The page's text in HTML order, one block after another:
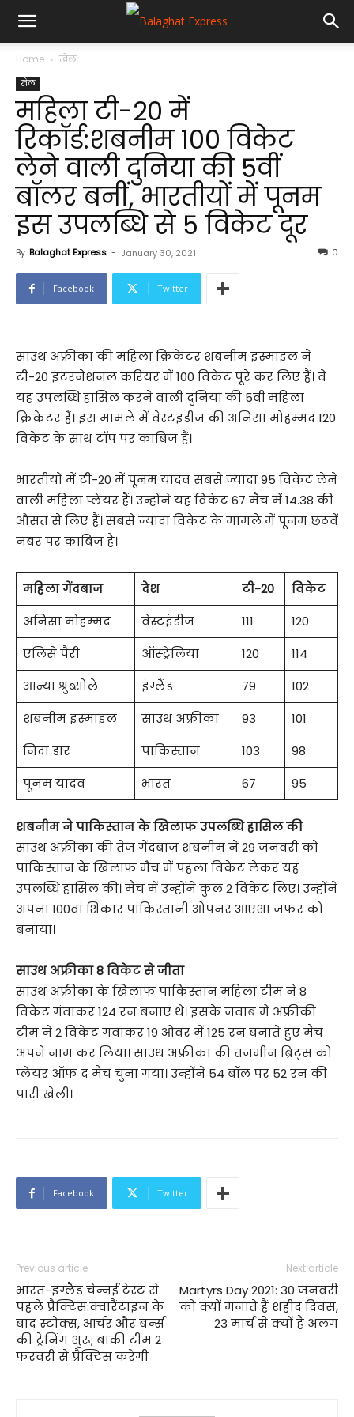
Home खेल
खेल
महिला टी-20 में
रिकॉर्ड:शबनीम 100 विकेट
लेने वाली दुनिया की 5वीं
बॉलर बनीं, भारतीयों में पूनम
इस उपलब्धि से 5 विकेट दूर
By Balaghat Express - January 30, 2021 0
Facebook Twitter
साउथ अफ्रीका की महिला क्रिकेटर शबनीम इस्माइल ने
टी-20 इंटरनेशनल करियर में 100 विकेट पूरे कर लिए हैं। वे
यह उपलब्धि हासिल करने वाली दुनिया की 5वीं महिला
क्रिकेटर हैं। इस मामले में वेस्टइंडीज की अनिसा मोहम्मद 120
विकेट के साथ टॉप पर काबिज हैं।
भारतीयों में टी-20 में पूनम यादव सबसे ज्यादा 95 विकेट लेने
वाली महिला प्लेयर हैं। उन्होंने यह विकेट 67 मैच में 14.38 की
औसत से लिए हैं। सबसे ज्यादा विकेट के मामले में पूनम छठवें
नंबर पर काबिज हैं।
महिला गेंदबाज देश टी-20
विकेट
अनिसा मोहम्मद
वेस्टइंडीज 111
120
एलिसे पैरी
ऑस्ट्रेलिया 120
114
आन्या श्रुब्सोले
इंग्लैंड 79
102
शबनीम इस्माइल
साउथ अफ्रीका 93
101
निदा डार
पाकिस्तान 103
98
पूनम यादव
भारत 67 95
शबनीम ने पाकिस्तान के खिलाफ उपलब्धि हासिल की
साउथ अफ्रीका की तेज गेंदबाज शबनीम ने 29 जनवरी को
पाकिस्तान के खिलाफ मैच में पहला विकेट लेकर यह
उपलब्धि हासिल की। मैच में उन्होंने कुल 2 विकेट लिए। उन्होंने
अपना 100वां शिकार पाकिस्तानी ओपनर आएशा जफर को
बनाया।
साउथ अफ्रीका 8 विकेट से जीता
साउथ अफ्रीका के खिलाफ पाकिस्तान महिला टीम ने 8
विकेट गंवाकर 124 रन बनाए थे। इसके जवाब में अफ्रीकी
टीम ने 2 विकेट गंवाकर 19 ओवर में 125 रन बनाते हुए मैच
अपने नाम कर लिया। साउथ अफ्रीका की तजमीन ब्रिट्स को
प्लेयर ऑफ द मैच चुना गया। उन्होंने 54 बॉल पर 52 रन की
पारी खेली।
Facebook Twitter
Previous article
भारत-इंग्लैंड चेन्नई टेस्ट से
पहले प्रैक्टिस:क्वारैंटाइन के
बाद स्टोक्स, आर्चर और बर्न्स
की ट्रेनिंग शुरू; बाकी टीम 2
फरवरी से प्रैक्टिस करेगी
Next article
Martyrs Day 2021: 30 जनवरी
को क्यों मनाते हैं शहीद दिवस,
23 मार्च से क्यों है अलग